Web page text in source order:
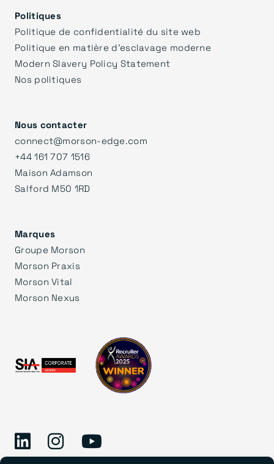
Politiques
Politique de confidentialité du site web
Politique en matière d'esclavage moderne
Modern Slavery Policy Statement
Nos politiques
Nous contacter
connect@morson-edge.com
+44 161 707 1516
Maison Adamson
Salford M50 1RD
Marques
Groupe Morson
Morson Praxis
Morson Vital
Morson Nexus